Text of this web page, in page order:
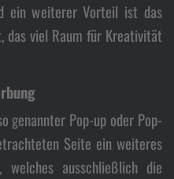
ein weiterer Vorteil ist das
das viel Raum für Kreativität
genannter Pop-up oder Pop-
Seite ein weiteres
welches ausschließlich die